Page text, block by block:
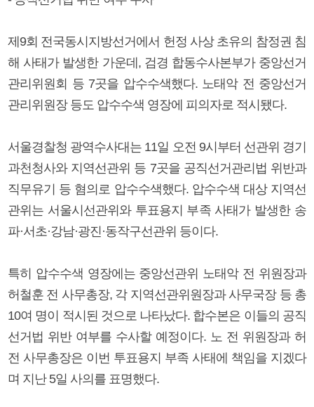
제9회 전국동시지방선거에서 헌정 사상 초유의 참정권 침
해 사태가 발생한 가운데, 검경 합동수사본부가 중앙선거
관리위원회 등 7곳을 압수수색했다. 노태악 전 중앙선거
관리위원장 등도 압수수색 영장에 피의자로 적시됐다.
서울경찰청 광역수사대는 11일 오전 9시부터 선관위 경기
과천청사와 지역선관위 등 7곳을 공직선거관리법 위반과
직무유기 등 혐의로 압수수색했다. 압수수색 대상 지역선
관위는 서울시선관위와 투표용지 부족 사태가 발생한 송
파·서초·강남·광진·동작구선관위 등이다.
특히 압수수색 영장에는 중앙선관위 노태악 전 위원장과
허철훈 전 사무총장, 각 지역선관위원장과 사무국장 등 총
10여 명이 적시된 것으로 나타났다. 합수본은 이들의 공직
선거법 위반 여부를 수사할 예정이다. 노 전 위원장과 허
전 사무총장은 이번 투표용지 부족 사태에 책임을 지겠다
며 지난 5일 사의를 표명했다.